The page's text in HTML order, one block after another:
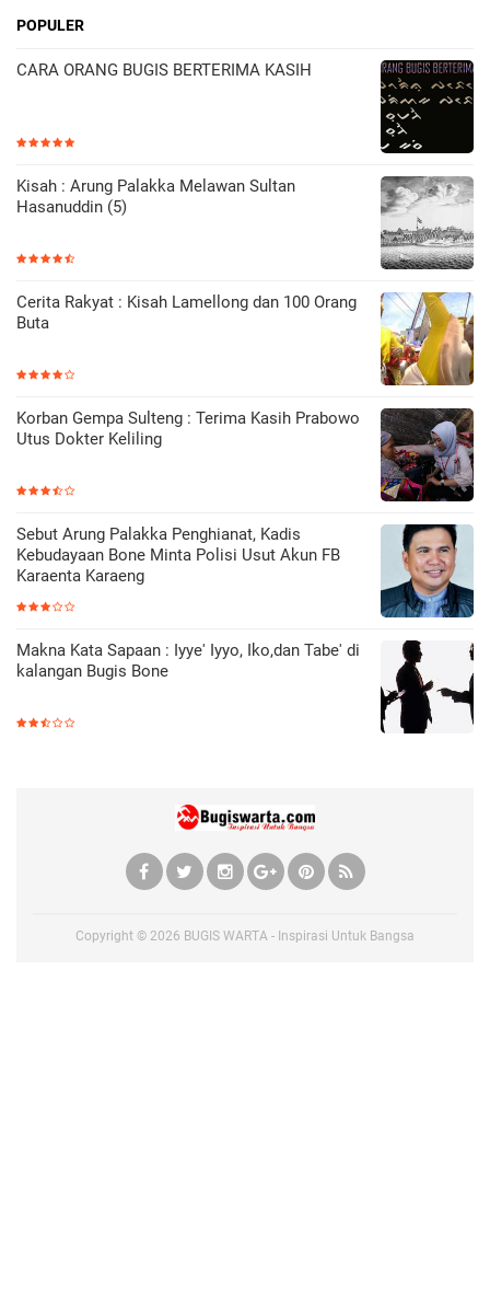
POPULER
CARA ORANG BUGIS BERTERIMA KASIH
Kisah : Arung Palakka Melawan Sultan
Hasanuddin (5)
Cerita Rakyat : Kisah Lamellong dan 100 Orang
Buta
Korban Gempa Sulteng : Terima Kasih Prabowo
Utus Dokter Keliling
Sebut Arung Palakka Penghianat, Kadis
Kebudayaan Bone Minta Polisi Usut Akun FB
Karaenta Karaeng
Makna Kata Sapaan : Iyye' Iyyo, Iko,dan Tabe' di
kalangan Bugis Bone
Copyright © 2026 BUGIS WARTA - Inspirasi Untuk Bangsa